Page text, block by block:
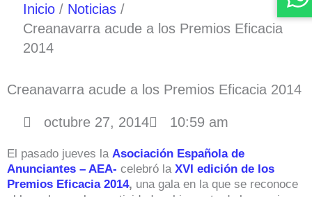
Inicio
Noticias
Creanavarra acude a los Premios Eficacia
2014
Creanavarra acude a los Premios Eficacia 2014
octubre 27, 2014 10:59 am
El pasado jueves la Asociación Española de
Anunciantes – AEA- celebró la XVI edición de los
Premios Eficacia 2014, una gala en la que se reconoce